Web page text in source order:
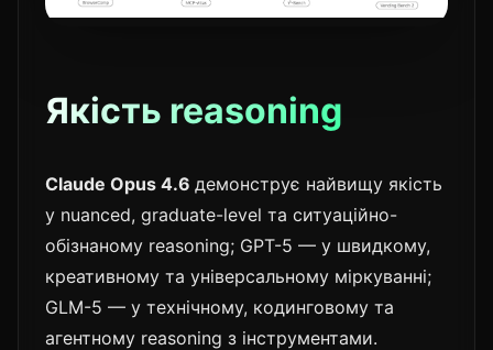
Якість reasoning
Claude Opus 4.6 демонструє найвищу якість
у nuanced, graduate-level та ситуаційно-
обізнаному reasoning; GPT-5 — у швидкому,
креативному та універсальному міркуванні;
GLM-5 — у технічному, кодинговому та
агентному reasoning з інструментами.